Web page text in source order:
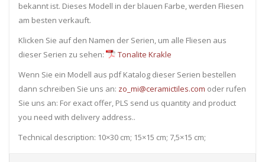
bekannt ist. Dieses Modell in der blauen Farbe, werden Fliesen
am besten verkauft.
Klicken Sie auf den Namen der Serien, um alle Fliesen ​​aus
dieser Serien zu sehen:
Tonalite Krakle
Wenn Sie ein Modell aus pdf Katalog dieser Serien bestellen
dann schreiben Sie uns an: zo_mi@ceramictiles.com oder rufen
Sie uns an: For exact offer, PLS send us quantity and product
you need with delivery address..
Technical description: 10×30 cm; 15×15 cm; 7,5×15 cm;